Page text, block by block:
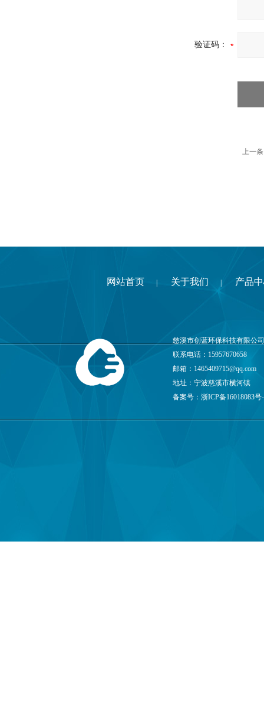
验证码：
上一
网站首页 关于我们 产品
慈溪市创蓝环保科技有限公
联系电话：15957670658
邮箱： 1465409715@qq.com
地址：宁波慈溪市横河镇
备案号： 浙ICP备16018083号